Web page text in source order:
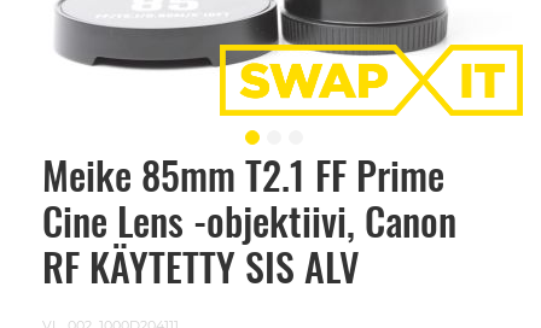
Meike 85mm T2.1 FF Prime
Cine Lens -objektiivi, Canon
RF KÄYTETTY SIS ALV
Skip
beginning
images